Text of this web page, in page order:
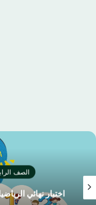
الصف
اختبار نهائي